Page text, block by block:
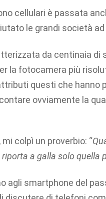
cellulari è passata
le grandi società
da centinaia di
la fotocamera più
questi che hanno
ovviamente la
colpì un proverbio: “
a galla solo quella
agli smartphone del